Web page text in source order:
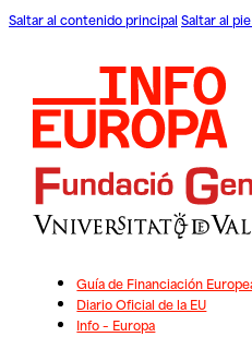
Saltar al contenido principal Saltar al
Guía de Financiación
Diario Oficial de la EU
Info – Europa